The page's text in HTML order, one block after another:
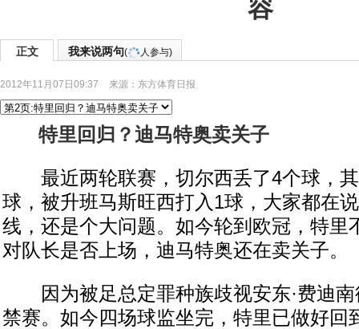
容
正文 我来说两句( 人参与)
2012年11月07日09:37 来源： 东方体育日报
特里回归？迪马特奥卖关子
最近两轮联赛，切尔西丢了4个球，其
球，被升班马斯旺西打入1球，大家都在
线，还是个大问题。如今轮到欧冠，特里
对队长是否上场，迪马特奥还在卖关子。
因为被足总定罪种族歧视安东·费迪南
禁赛。如今四场球监坐完，特里已做好回